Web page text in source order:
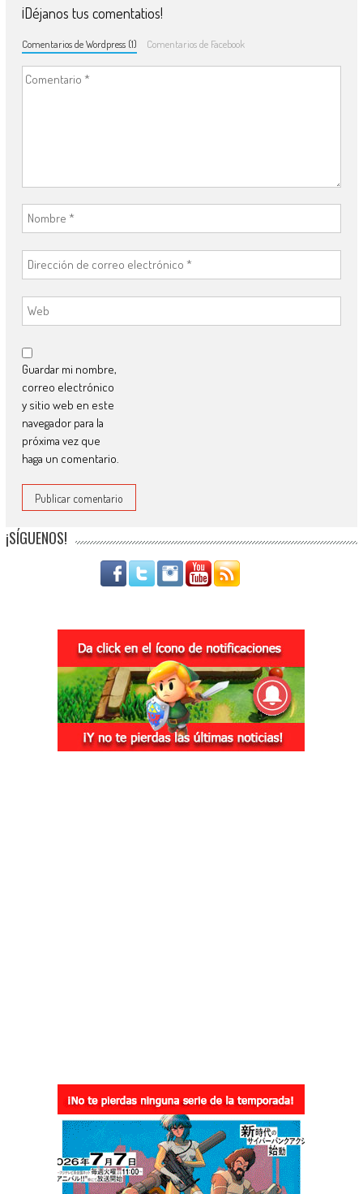
¡Déjanos tus comentatios!
Comentarios de Wordpress (1) Comentarios de Facebook
Guardar mi nombre,
correo electrónico
y sitio web en este
navegador para la
próxima vez que
haga un comentario.
¡SÍGUENOS!